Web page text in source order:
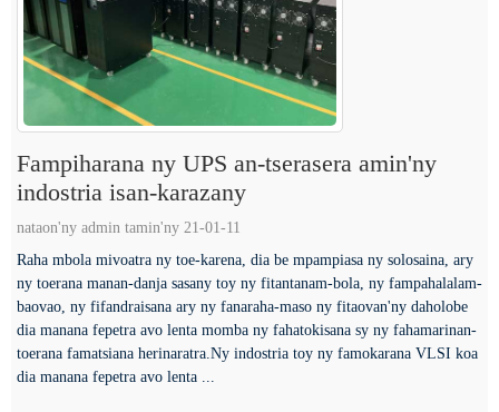
Fampiharana ny UPS an-tserasera amin'ny
indostria isan-karazany
nataon'ny admin tamin'ny 21-01-11
Raha mbola mivoatra ny toe-karena, dia be mpampiasa ny solosaina, ary
ny toerana manan-danja sasany toy ny fitantanam-bola, ny fampahalalam-
baovao, ny fifandraisana ary ny fanaraha-maso ny fitaovan'ny daholobe
dia manana fepetra avo lenta momba ny fahatokisana sy ny fahamarinan-
toerana famatsiana herinaratra.Ny indostria toy ny famokarana VLSI koa
dia manana fepetra avo lenta ...